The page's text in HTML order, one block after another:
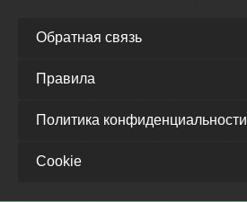
Обратная связь
Правила
Политика конфиденциальности
Cookie